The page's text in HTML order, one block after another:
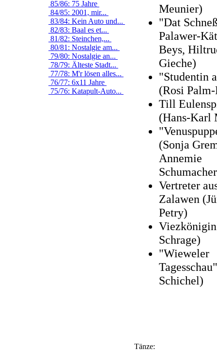
85/86: 75 Jahre
84/85: 2001, mir...
83/84: Kein Auto und...
82/83: Baal es et...
81/82: Steinchen,...
80/81: Nostalgie am...
79/80: Nostalgie an...
78/79: Älteste Stadt...
77/78: M'r lösen alles...
76/77: 6x11 Jahre
75/76: Katapult-Auto...
Meunier)
"Dat
Palawer-
Beys,
Gieche)
"Studentin
(Rosi
Till
(Hans-Karl
(Sonja
Annemie
Vertreter
Zalawen
Petry)
Schrage)
"Wieweler
Schichel)
Tänze: